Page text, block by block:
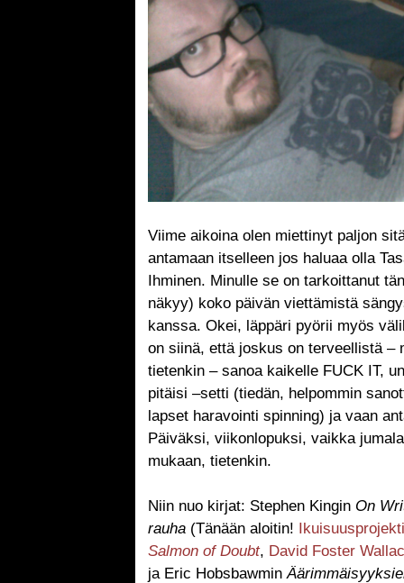
Viime aikoina olen miettinyt paljon
antamaan itselleen jos haluaa olla
Ihminen. Minulle se on tarkoittanut
näkyy) koko päivän viettämistä
kanssa. Okei, läppäri pyörii myös
on siinä, että joskus on terveellistä –
tietenkin – sanoa kaikelle FUCK IT,
pitäisi –setti (tiedän, helpommin
lapset haravointi spinning) ja vaan
Päiväksi, viikonlopuksi, vaikka
mukaan, tietenkin.
Niin nuo kirjat: Stephen Kingin On
rauha (Tänään aloitin! Ikuisuusprojekti
Salmon of Doubt, David Foster
ja Eric Hobsbawmin